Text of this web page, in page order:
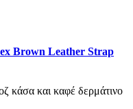
Brown Leather Strap
κάσα και καφέ δερμάτινο